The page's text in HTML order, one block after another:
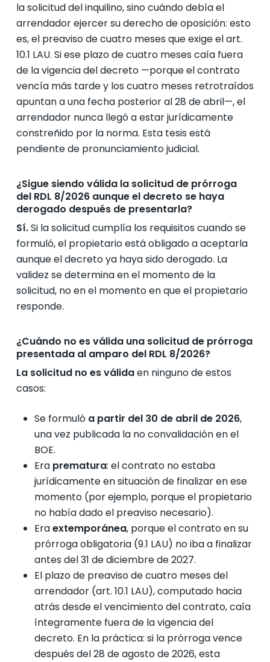
la solicitud del inquilino, sino cuándo debía el
arrendador ejercer su derecho de oposición: esto
es, el preaviso de cuatro meses que exige el art.
10.1 LAU. Si ese plazo de cuatro meses caía fuera
de la vigencia del decreto —porque el contrato
vencía más tarde y los cuatro meses retrotraídos
apuntan a una fecha posterior al 28 de abril—, el
arrendador nunca llegó a estar jurídicamente
constreñido por la norma. Esta tesis está
pendiente de pronunciamiento judicial.
¿Sigue siendo válida la solicitud de prórroga
del RDL 8/2026 aunque el decreto se haya
derogado después de presentarla?
Sí.Si la solicitud cumplía los requisitos cuando se
formuló, el propietario está obligado a aceptarla
aunque el decreto ya haya sido derogado. La
validez se determina en el momento de la
solicitud, no en el momento en que el propietario
responde.
¿Cuándo no es válida una solicitud de prórroga
presentada al amparo del RDL 8/2026?
La solicitud no es válidaen ninguno de estos
casos:
Se formuló a partir del 30 de abril de 2026,
una vez publicada la no convalidación en el
BOE.
Era prematura: el contrato no estaba
jurídicamente en situación de finalizar en ese
momento (por ejemplo, porque el propietario
no había dado el preaviso necesario).
Eraextemporánea, porque el contrato en su
prórroga obligatoria (9.1 LAU) no iba a finalizar
antes del 31 de diciembre de 2027.
El plazo de preaviso de cuatro meses del
arrendador (art. 10.1 LAU), computado hacia
atrás desde el vencimiento del contrato, caía
íntegramente fuera de la vigencia del
decreto. En la práctica: si la prórroga vence
después del 28 de agosto de 2026, esta